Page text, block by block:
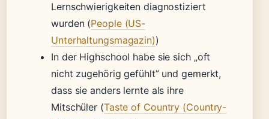
Lernschwierigkeiten diagnostiziert
wurden (People (US-
Unterhaltungsmagazin))
In der Highschool habe sie sich „oft
nicht zugehörig gefühlt” und gemerkt,
dass sie anders lernte als ihre
Mitschüler (Taste of Country (Country-